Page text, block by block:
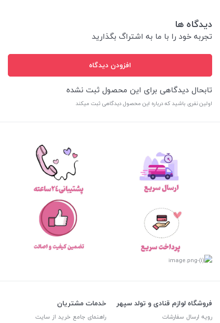
دیدگاه ها
تجربه خود را با ما به اشتراگ بگذارید
افزودن دیدگاه
تابحال دیدگاهی برای این محصول ثبت نشده
اولین نفری باشید که درباره این محصول دیدگاهی ثبت میکند
فروشگاه لوازم قنادی و تولد سپهر
رویه ارسال سفارشات
خدمات مشتریان
راهنمای جامع خرید از سایت